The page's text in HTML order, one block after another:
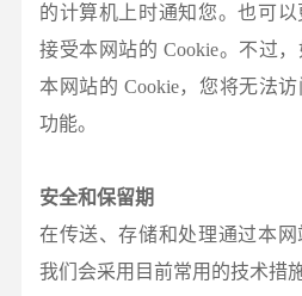
的计算机上时通知您。也可
接受本网站的 Cookie。不过
本网站的 Cookie，您将无法
功能。
安全和保留期
在传送、存储和处理通过本网
我们会采用目前常用的技术措